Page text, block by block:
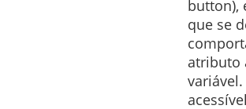
button),
que se
atributo